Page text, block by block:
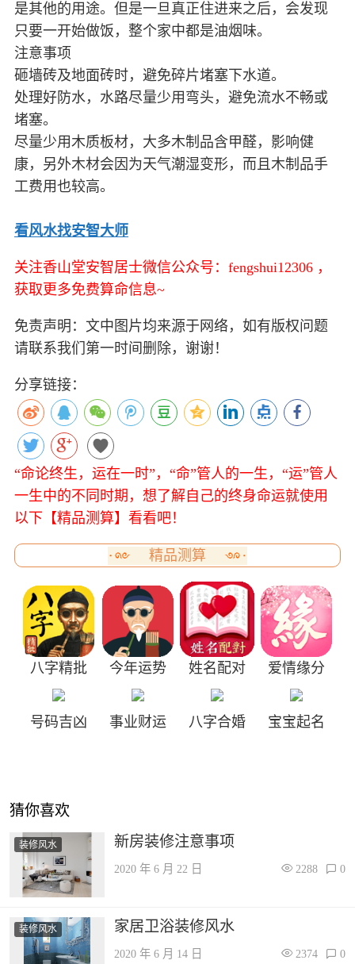
是其他的用途。但是一旦真正住进来之后，会发现
只要一开始做饭，整个家中都是油烟味。
注意事项
砸墙砖及地面砖时，避免碎片堵塞下水道。
处理好防水，水路尽量少用弯头，避免流水不畅或
堵塞。
尽量少用木质板材，大多木制品含甲醛，影响健
康，另外木材会因为天气潮湿变形，而且木制品手
工费用也较高。
看风水找安智大师
关注香山堂安智居士微信公众号：fengshui12306 ，
获取更多免费算命信息~
免责声明：文中图片均来源于网络，如有版权问题
请联系我们第一时间删除，谢谢！
分享链接：
“命论终生，运在一时”，“命”管人的一生，“运”管人
一生中的不同时期，想了解自己的终身命运就使用
以下【精品测算】看看吧！
精品测算
八字精批 今年运势 姓名配对 爱情缘分
号码吉凶 事业财运 八字合婚 宝宝起名
猜你喜欢
装修风水 新房装修注意事项
2020 年 6 月 22 日 2288 0
装修风水 家居卫浴装修风水
2020 年 6 月 14 日 2374 0